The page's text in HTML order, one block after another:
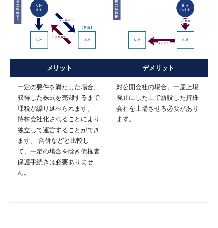
メリット デメリット
一定の要件を満たした場合、
取得した株式を売却するまで
課税が繰り延べられます。
持株会社化されることにより
独立して運営することができ
ます。 合併などと比較し
て、一定の場合を除き債権者
保護手続きは必要ありませ
ん。
対公開会社の場合、一度上場
廃止にした上で新設した持株
会社を上場させる必要があり
ます。